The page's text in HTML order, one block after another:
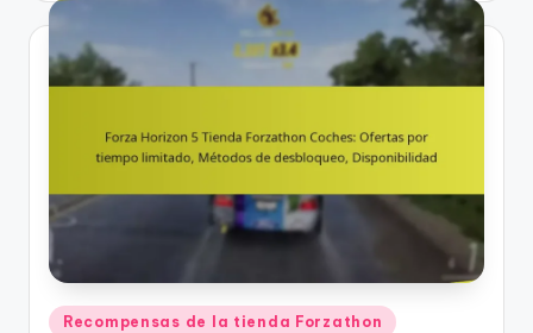
Posted
Recompensas de la tienda Forzathon